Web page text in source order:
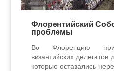
Флорентийский
проблемы
Во Флоренцию
византийских
которые оставались